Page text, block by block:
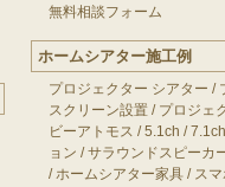
無料相談フォーム
ホームシアター施工例
プロジェクター シアター /
スクリーン設置/ プロジェ
ビーアトモス /5.1ch /7.1ch
ョン /サラウンドスピーカ
/ホームシアター家具/ ス